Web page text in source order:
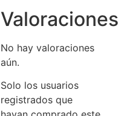
Valoraciones
No hay valoraciones
aún.
Solo los usuarios
registrados que